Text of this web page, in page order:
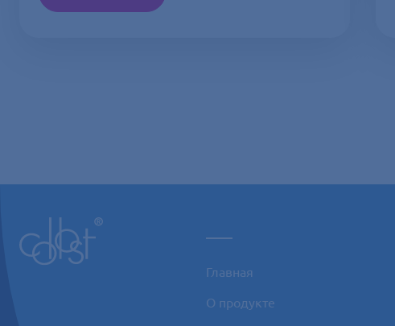
Главная
О продукте